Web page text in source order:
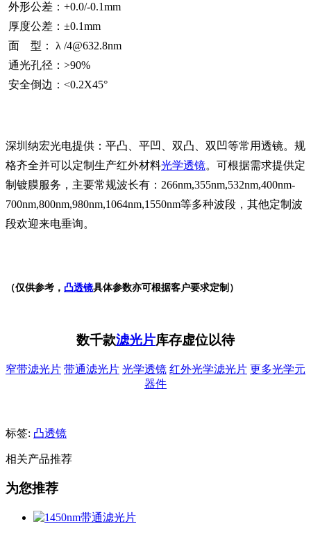
外形公差：+0.0/-0.1mm
厚度公差：±0.1mm
面 型： λ /4@632.8nm
通光孔径：>90%
安全倒边：<0.2X45°
深圳纳宏光电提供：平凸、平凹、双凸、双凹等常用透镜。规
格齐全并可以定制生产红外材料光学透镜。可根据需求提供定
制镀膜服务，主要常规波长有：266nm,355nm,532nm,400nm-
700nm,800nm,980nm,1064nm,1550nm等多种波段，其他定制波
段欢迎来电垂询。
（仅供参考， 凸透镜具体参数亦可根据客户要求定制）
数千款滤光片库存虚位以待
窄带滤光片 带通滤光片 光学透镜 红外光学滤光片 更多光学元
器件
标签: 凸透镜
相关产品推荐
为您推荐